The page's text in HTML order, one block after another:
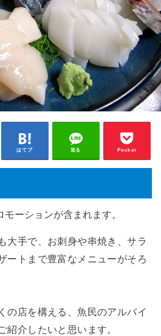
はてブ 送る Pocket
ーションが含まれます。
大手で、お刺身や串焼き、サラ
ートまで豊富なメニューがそろ
の店を構える、魚民のアルバイ
紹介したいと思います。